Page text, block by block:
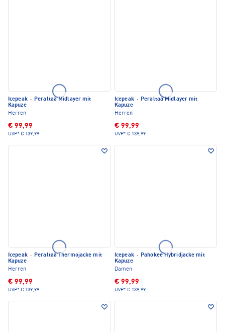
Icepeak · Peraltaa Midlayer mit
Kapuze
Herren
€ 99,99
UVP* € 139,99
Icepeak · Peraltaa Midlayer mit
Kapuze
Herren
€ 99,99
UVP* € 139,99
Icepeak · Peraltaa Thermojacke mit
Kapuze
Herren
€ 99,99
UVP* € 139,99
Icepeak · Pahokee Hybridjacke mit
Kapuze
Damen
€ 99,99
UVP* € 139,99